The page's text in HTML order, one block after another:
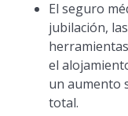
El seguro
jubilación,
el
un aumento
total.